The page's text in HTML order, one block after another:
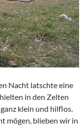
Nacht latschte eine
in den Zelten
klein und hilflos.
mögen, blieben wir in